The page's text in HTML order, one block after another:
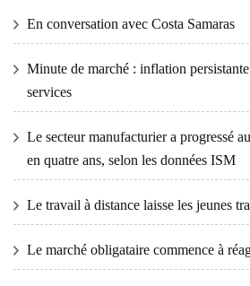
En conversation avec Costa Samaras
Minute de marché : inflation
services
Le secteur manufacturier a progressé
en quatre ans, selon les données ISM
Le travail à distance laisse les jeunes
Le marché obligataire commence à